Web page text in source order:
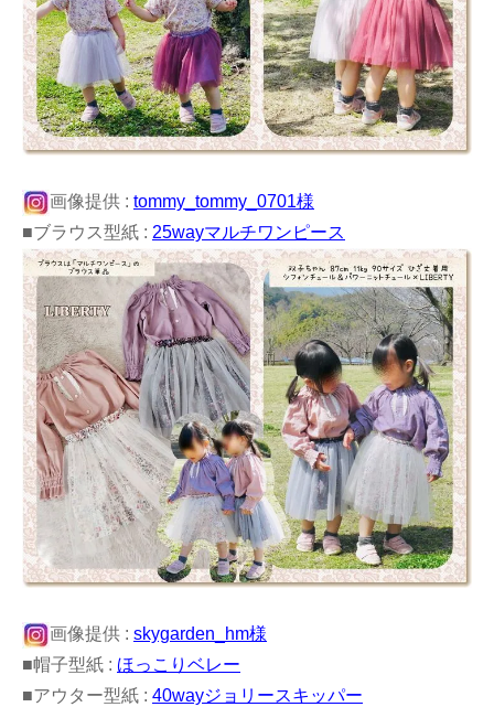
画像提供 : tommy_tommy_0701様
■ブラウス型紙 : 25wayマルチワンピース
画像提供 : skygarden_hm様
■帽子型紙 : ほっこりベレー
■アウター型紙 : 40wayジョリースキッパー